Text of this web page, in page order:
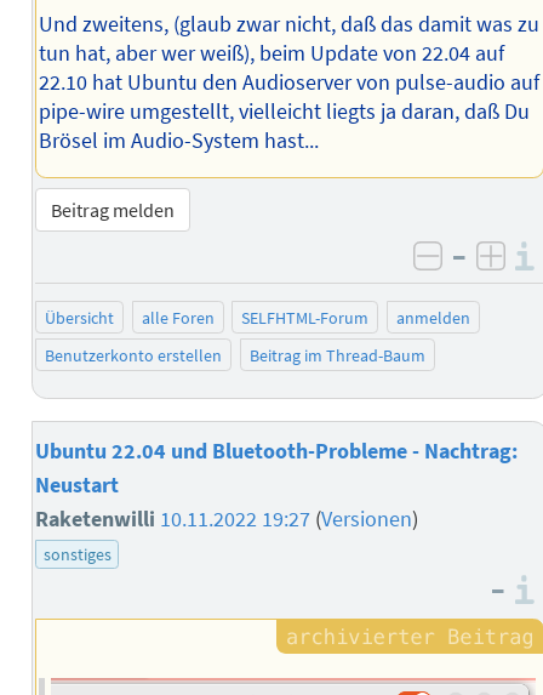
Und zweitens, (glaub zwar nicht, daß das damit was zu
tun hat, aber wer weiß), beim Update von 22.04 auf
22.10 hat Ubuntu den Audioserver von pulse-audio auf
pipe-wire umgestellt, vielleicht liegts ja daran, daß Du
Brösel im Audio-System hast...
Beitrag melden
negativ
–
Übersicht alle Foren SELFHTML-Forum
anmelden
Benutzerkonto erstellen
Beitrag im Thread-Baum
Ubuntu 22.04 und Bluetooth-Probleme - Nachtrag:
Neustart
Raketenwilli 10.11.2022 19:27 (Versionen)
sonstiges
–